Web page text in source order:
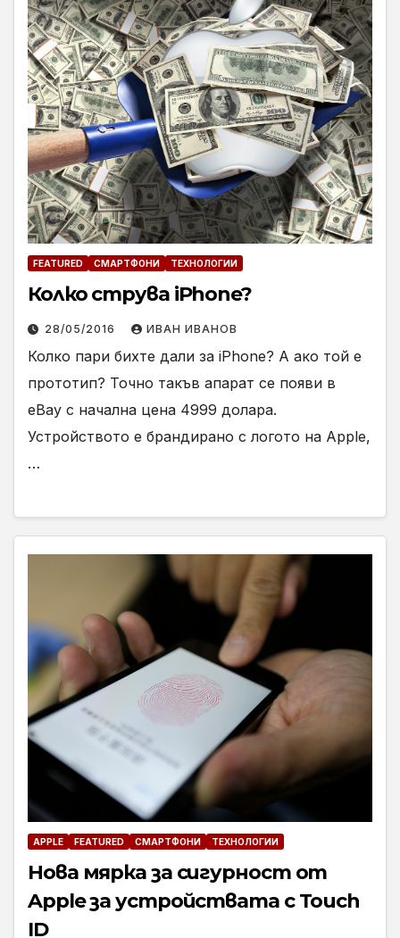
FEATURED СМАРТФОНИ ТЕХНОЛОГИИ
Колко струва iPhone?
28/05/2016 ИВАН ИВАНОВ
Колко пари бихте дали за iPhone? А ако той е
прототип? Точно такъв апарат се появи в
eBay с начална цена 4999 долара.
Устройството е брандирано с логото на Apple,
…
APPLE FEATURED СМАРТФОНИ ТЕХНОЛОГИИ
Нова мярка за сигурност от
Apple за устройствата с Touch
ID